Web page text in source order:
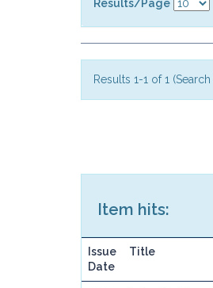
Results/Page
Results 1-1 of 1
Item hits:
Issue
Date
Title